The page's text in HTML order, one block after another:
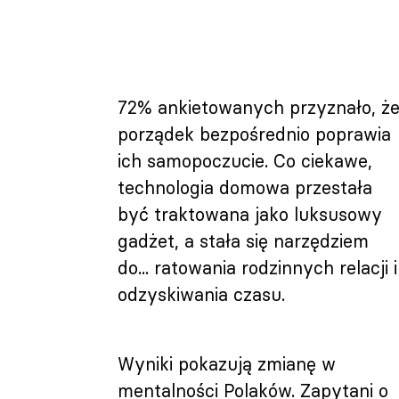
72% ankietowanych przyznało, że
porządek bezpośrednio poprawia
ich samopoczucie. Co ciekawe,
technologia domowa przestała
być traktowana jako luksusowy
gadżet, a stała się narzędziem
do... ratowania rodzinnych relacji i
odzyskiwania czasu.
Wyniki pokazują zmianę w
mentalności Polaków. Zapytani o